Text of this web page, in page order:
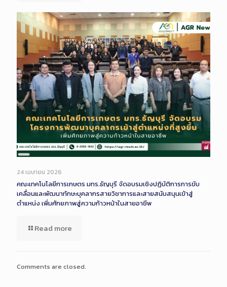
Long
Description
24 เมษายน 2026
คณะเทคโนโลยีการเกษตร มทร.ธัญบุรี จัดอบรมเชิงปฏิบัติการการขับ
เคลื่อนและพัฒนาทักษะบุคลากรสายวิชาการและสายสนับสนุนเข้าสู่
ตำแหน่ง เพิ่มศักยภาพสู่ความก้าวหน้าในสายอาชีพ
Read more
Comments are closed.